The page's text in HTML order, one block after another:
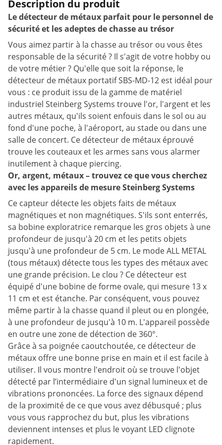
Description du produit
Le détecteur de métaux parfait pour le personnel de
sécurité et les adeptes de chasse au trésor
Vous aimez partir à la chasse au trésor ou vous êtes
responsable de la sécurité ? Il s'agit de votre hobby ou
de votre métier ? Qu'elle que soit la réponse, le
détecteur de métaux portatif SBS-MD-12 est idéal pour
vous : ce produit issu de la gamme de matériel
industriel Steinberg Systems trouve l'or, l'argent et les
autres métaux, qu'ils soient enfouis dans le sol ou au
fond d'une poche, à l'aéroport, au stade ou dans une
salle de concert. Ce détecteur de métaux éprouvé
trouve les couteaux et les armes sans vous alarmer
inutilement à chaque piercing.
Or, argent, métaux – trouvez ce que vous cherchez
avec les appareils de mesure Steinberg Systems
Ce capteur détecte les objets faits de métaux
magnétiques et non magnétiques. S'ils sont enterrés,
sa bobine exploratrice remarque les gros objets à une
profondeur de jusqu'à 20 cm et les petits objets
jusqu'à une profondeur de 5 cm. Le mode ALL METAL
(tous métaux) détecte tous les types des métaux avec
une grande précision. Le clou ? Ce détecteur est
équipé d'une bobine de forme ovale, qui mesure 13 x
11 cm et est étanche. Par conséquent, vous pouvez
même partir à la chasse quand il pleut ou en plongée,
à une profondeur de jusqu'à 10 m. L'appareil possède
en outre une zone de détection de 360°.
Grâce à sa poignée caoutchoutée, ce détecteur de
métaux offre une bonne prise en main et il est facile à
utiliser. Il vous montre l'endroit où se trouve l'objet
détecté par l’intermédiaire d'un signal lumineux et de
vibrations prononcées. La force des signaux dépend
de la proximité de ce que vous avez débusqué ; plus
vous vous rapprochez du but, plus les vibrations
deviennent intenses et plus le voyant LED clignote
rapidement.